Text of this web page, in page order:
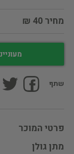
מחיר 40 ₪
שתף
פרטי המוכר
מתן גולן